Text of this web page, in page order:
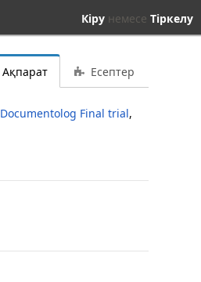
Кіру немесе Тіркелу
Ақпарат Есептер
Documentolog Final trial,